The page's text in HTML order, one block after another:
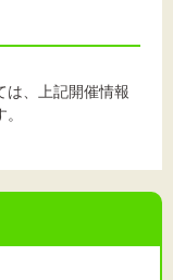
は、上記開催情報